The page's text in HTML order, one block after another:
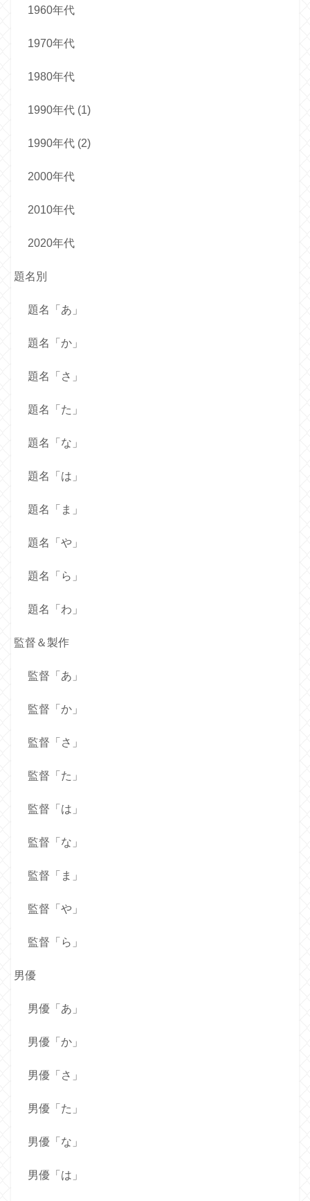
1960年代
1970年代
1980年代
1990年代 (1)
1990年代 (2)
2000年代
2010年代
2020年代
題名別
題名「あ」
題名「か」
題名「さ」
題名「た」
題名「な」
題名「は」
題名「ま」
題名「や」
題名「ら」
題名「わ」
監督＆製作
監督「あ」
監督「か」
監督「さ」
監督「た」
監督「は」
監督「な」
監督「ま」
監督「や」
監督「ら」
男優
男優「あ」
男優「か」
男優「さ」
男優「た」
男優「な」
男優「は」